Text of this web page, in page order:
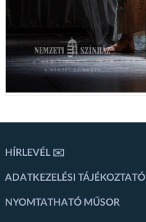
HÍRLEVÉL ✉️
ADATKEZELÉSI TÁJÉKOZTATÓ
NYOMTATHATÓ MŰSOR